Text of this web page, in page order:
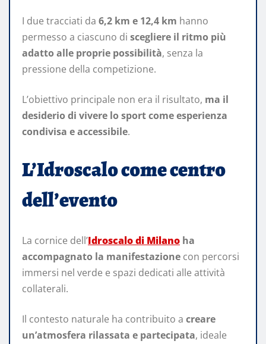
I due tracciati da 6,2 km e 12,4 km hanno
permesso a ciascuno di scegliere il ritmo più
adatto alle proprie possibilità, senza la
pressione della competizione.
L’obiettivo principale non era il risultato, ma il
desiderio di vivere lo sport come esperienza
condivisa e accessibile.
L’Idroscalo come centro
dell’evento
La cornice dell’Idroscalo di Milano ha
accompagnato la manifestazione con percorsi
immersi nel verde e spazi dedicati alle attività
collaterali.
Il contesto naturale ha contribuito a creare
un’atmosfera rilassata e partecipata, ideale